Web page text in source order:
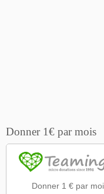
Donner 1€ par mois